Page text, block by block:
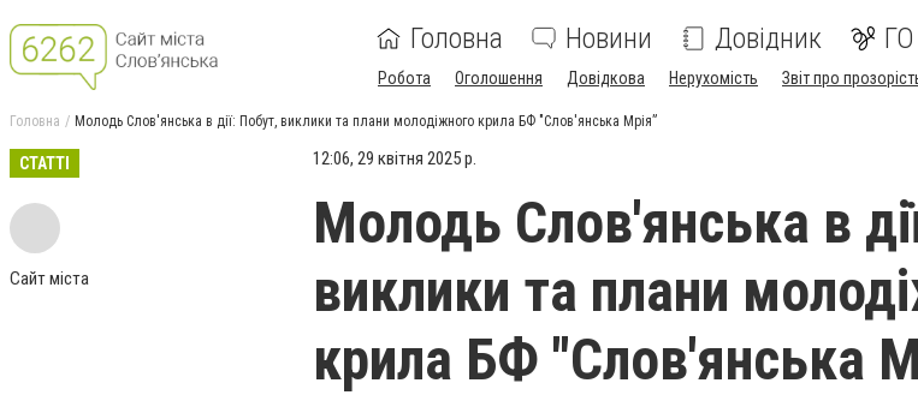
Головна Новини Довідник
Робота Оголошення Довідкова Нерухомість Звіт про
Головна Молодь Слов'янська в дії: Побут, виклики та плани молодіжного крила БФ "Слов'янська Мрія”
СТАТТІ
Сайт міста
12:06, 29 квітня 2025 р.
Молодь Слов'янська в
виклики та плани
крила БФ "Слов'янська